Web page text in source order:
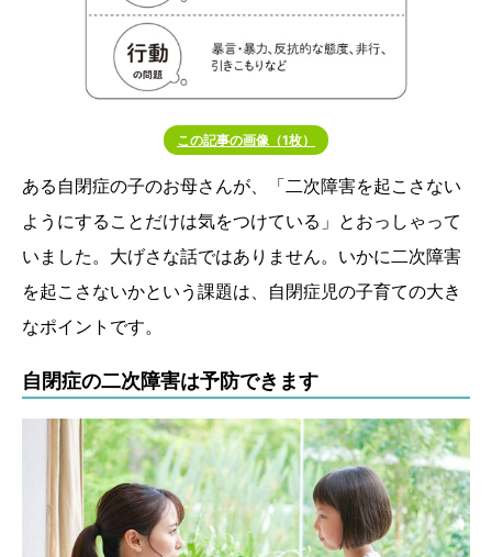
この記事の画像（1枚）
ある自閉症の子のお母さんが、「二次障害を起こさない
ようにすることだけは気をつけている」とおっしゃって
いました。大げさな話ではありません。いかに二次障害
を起こさないかという課題は、自閉症児の子育ての大き
なポイントです。
自閉症の二次障害は予防できます